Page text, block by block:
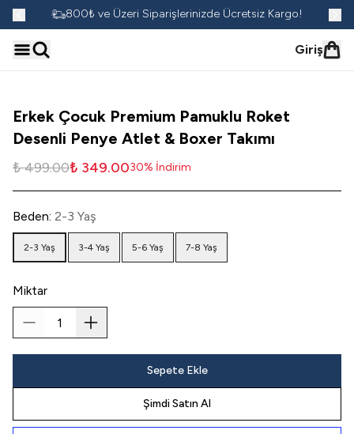
800₺ ve Üzeri Siparişlerinizde Ücretsiz Kargo!
Giriş
Erkek Çocuk Premium Pamuklu Roket
Desenli Penye Atlet & Boxer Takımı
₺ 499.00₺ 349.0030% İndirim
Beden: 2-3 Yaş
2-3 Yaş 3-4 Yaş 5-6 Yaş 7-8 Yaş
Miktar
Sepete Ekle
Şimdi Satın Al